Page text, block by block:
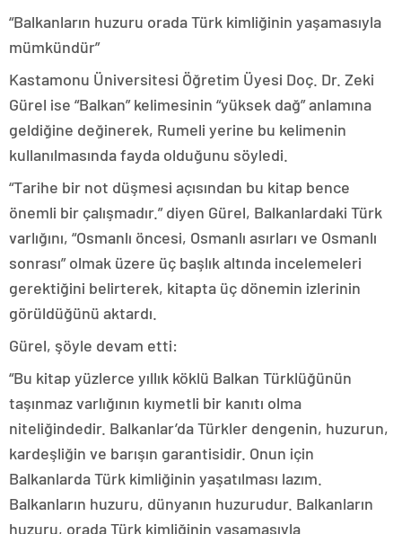
“Balkanların huzuru orada Türk kimliğinin yaşamasıyla
mümkündür”
Kastamonu Üniversitesi Öğretim Üyesi Doç. Dr. Zeki
Gürel ise “Balkan” kelimesinin “yüksek dağ” anlamına
geldiğine değinerek, Rumeli yerine bu kelimenin
kullanılmasında fayda olduğunu söyledi.
“Tarihe bir not düşmesi açısından bu kitap bence
önemli bir çalışmadır.” diyen Gürel, Balkanlardaki Türk
varlığını, “Osmanlı öncesi, Osmanlı asırları ve Osmanlı
sonrası” olmak üzere üç başlık altında incelemeleri
gerektiğini belirterek, kitapta üç dönemin izlerinin
görüldüğünü aktardı.
Gürel, şöyle devam etti:
“Bu kitap yüzlerce yıllık köklü Balkan Türklüğünün
taşınmaz varlığının kıymetli bir kanıtı olma
niteliğindedir. Balkanlar’da Türkler dengenin, huzurun,
kardeşliğin ve barışın garantisidir. Onun için
Balkanlarda Türk kimliğinin yaşatılması lazım.
Balkanların huzuru, dünyanın huzurudur. Balkanların
huzuru, orada Türk kimliğinin yaşamasıyla